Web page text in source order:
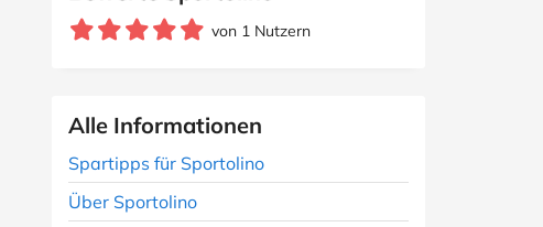
von 1 Nutzern
Alle Informationen
Spartipps für Sportolino
Über Sportolino